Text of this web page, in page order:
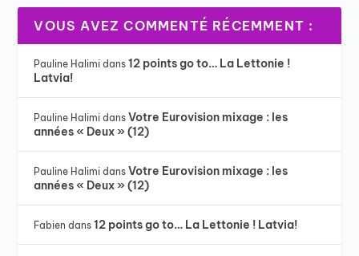
VOUS AVEZ COMMENTÉ RÉCEMMENT :
Pauline Halimi dans12 points go to… La Lettonie !
Latvia!
Pauline Halimi dansVotre Eurovision mixage : les
années « Deux » (12)
Pauline Halimi dansVotre Eurovision mixage : les
années « Deux » (12)
Fabien dans12 points go to… La Lettonie ! Latvia!